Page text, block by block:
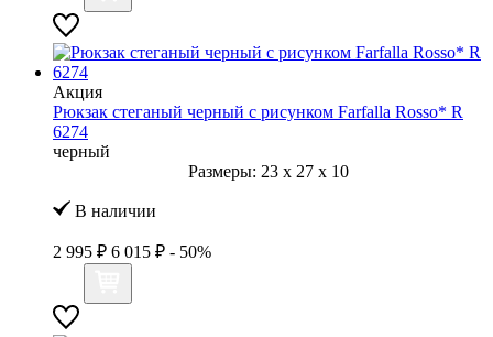
Акция
Рюкзак стеганый черный с рисунком Farfalla Rosso* R
6274
черный
Размеры: 23 x 27 x 10
В наличии
2 995 ₽ 6 015 ₽ - 50%